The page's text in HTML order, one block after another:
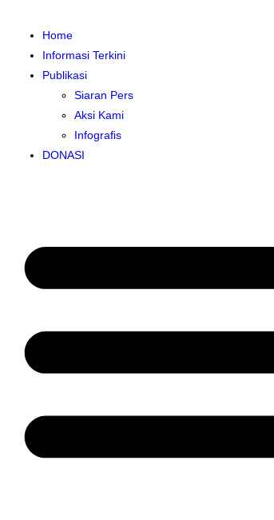
Home
Informasi Terkini
Publikasi
Siaran Pers
Aksi Kami
Infografis
DONASI